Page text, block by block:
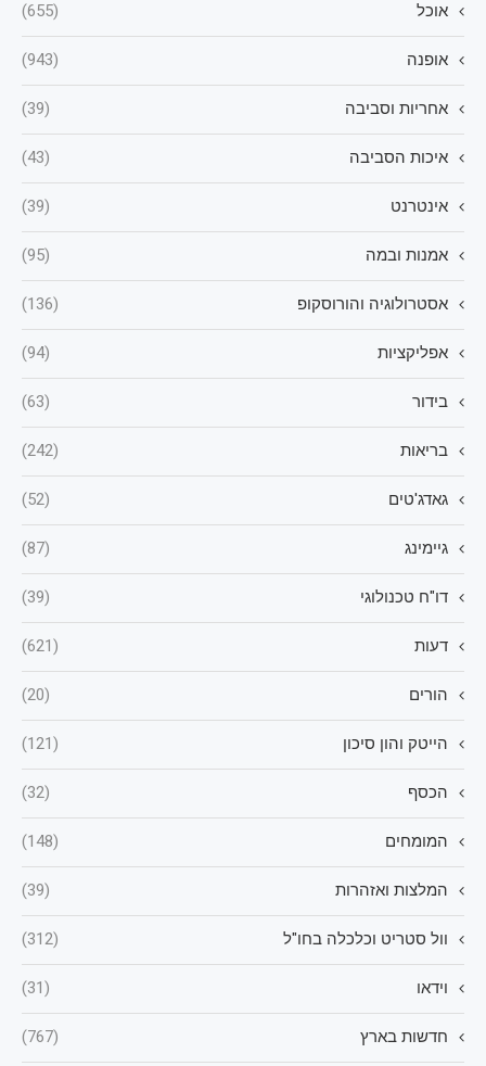
אוכל (655)
אופנה (943)
אחריות וסביבה (39)
איכות הסביבה (43)
אינטרנט (39)
אמנות ובמה (95)
אסטרולוגיה והורוסקופ (136)
אפליקציות (94)
בידור (63)
בריאות (242)
גאדג'טים (52)
גיימינג (87)
דו"ח טכנולוגי (39)
דעות (621)
הורים (20)
הייטק והון סיכון (121)
הכסף (32)
המומחים (148)
המלצות ואזהרות (39)
וול סטריט וכלכלה בחו"ל (312)
וידאו (31)
חדשות בארץ (767)